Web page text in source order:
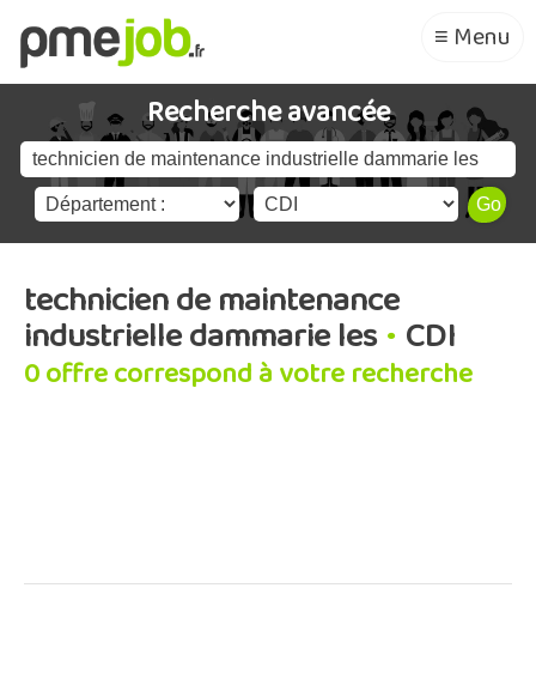
≡ Menu
Recherche avancée
technicien de maintenance
industrielle dammarie les • CDI
0 offre correspond à votre recherche